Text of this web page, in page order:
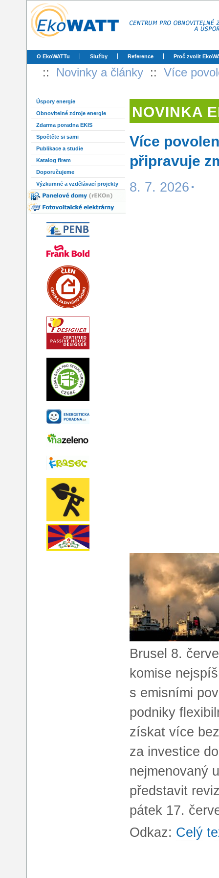
O EkoWATTu Služby Reference Proč zvolit
:: Novinky a články :: Více
Úspory energie
Obnovitelné zdroje energie
Zdarma poradna EKIS
Spočtěte si sami
Publikace a studie
Katalog firem
Doporučujeme
Výzkumné a vzdělávací projekty
NOVINKA
Více
připravuje
8. 7. 2026
Brusel 8.
komise
s emisními
podniky
získat více
za investice
nejmenovaný
představit
pátek 17.
Odkaz: Celý